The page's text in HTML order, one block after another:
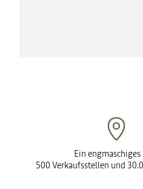
Ein engmaschiges
500 Verkaufsstellen und